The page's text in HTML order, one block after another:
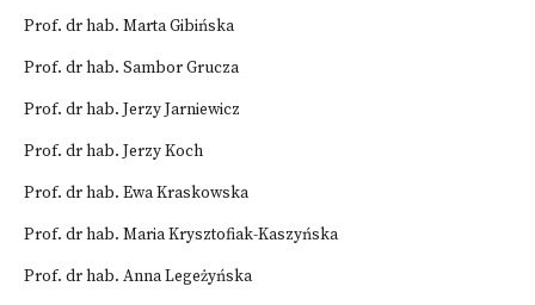
Prof. dr hab. Marta Gibińska
Prof. dr hab. Sambor Grucza
Prof. dr hab. Jerzy Jarniewicz
Prof. dr hab. Jerzy Koch
Prof. dr hab. Ewa Kraskowska
Prof. dr hab. Maria Krysztofiak-Kaszyńska
Prof. dr hab. Anna Legeżyńska